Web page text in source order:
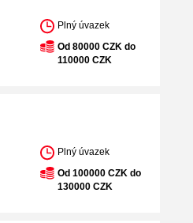
Plný úvazek
Od 80000 CZK do
110000 CZK
Plný úvazek
Od 100000 CZK do
130000 CZK